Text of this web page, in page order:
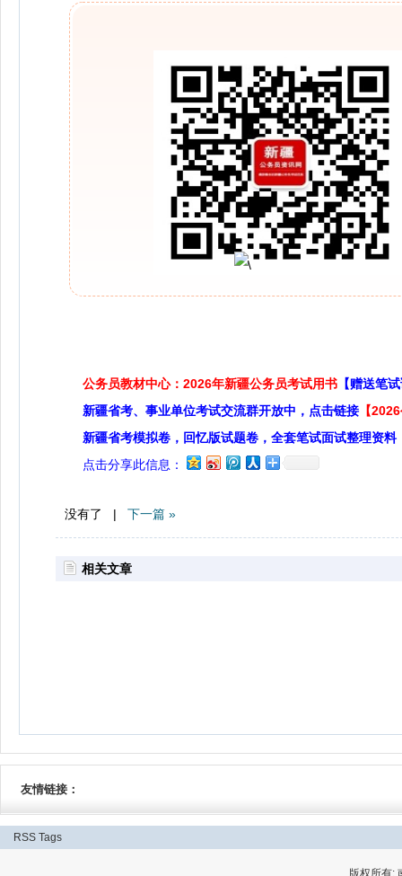
公务员教材中心：2026年新疆公务员考试用书 【赠送笔
新疆省考、事业单位考试交流群开放中，点击链接 【
新疆省考模拟卷，回忆版试题卷，全套笔试面试整理资料
点击分享此信息：
没有了 | 下一篇 »
相关文章
友情链接：
RSS Tags
版权所有: